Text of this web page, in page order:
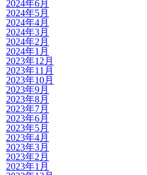
2024年6月
2024年5月
2024年4月
2024年3月
2024年2月
2024年1月
2023年12月
2023年11月
2023年10月
2023年9月
2023年8月
2023年7月
2023年6月
2023年5月
2023年4月
2023年3月
2023年2月
2023年1月